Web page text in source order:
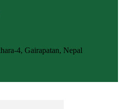
4, Gairapatan, Nepal